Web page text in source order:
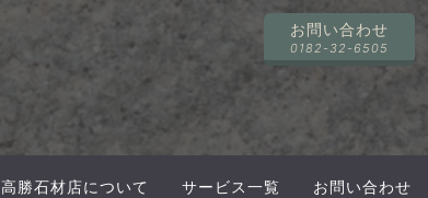
お問い合わせ
0182-32-6505
高勝石材店について サービス一覧 お問い合わせ